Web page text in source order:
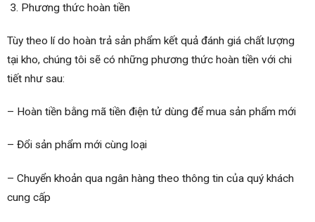
Phương thức hoàn tiền
Tùy theo lí do hoàn trả sản phẩm kết quả đánh giá chất lượng
tại kho, chúng tôi sẽ có những phương thức hoàn tiền với chi
tiết như sau:
– Hoàn tiền bằng mã tiền điện tử dùng để mua sản phẩm mới
– Đổi sản phẩm mới cùng loại
– Chuyển khoản qua ngân hàng theo thông tin của quý khách
cung cấp